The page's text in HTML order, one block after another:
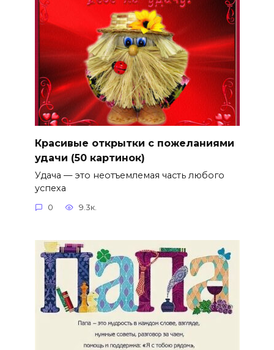
Красивые открытки с пожеланиями
удачи (50 картинок)
Удача — это неотъемлемая часть любого
успеха
0 9.3к.